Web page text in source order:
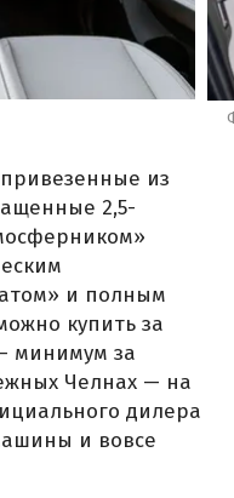
из
2,5-
и полным
купить за
минимум за
Челнах — на
дилера
и вовсе